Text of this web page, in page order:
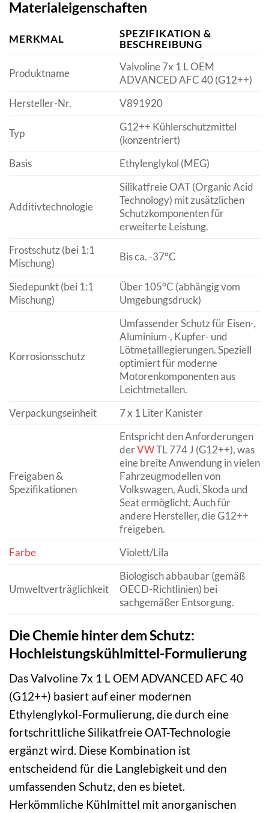
Materialeigenschaften
MERKMAL
SPEZIFIKATION &
BESCHREIBUNG
Produktname
Valvoline 7x 1 L OEM
ADVANCED AFC 40 (G12++)
Hersteller-Nr.
V891920
Typ
G12++ Kühlerschutzmittel
(konzentriert)
Basis
Ethylenglykol (MEG)
Additivtechnologie
Silikatfreie OAT (Organic Acid
Technology) mit zusätzlichen
Schutzkomponenten für
erweiterte Leistung.
Frostschutz (bei 1:1
Mischung)
Bis ca. -37°C
Siedepunkt (bei 1:1
Mischung)
Über 105°C (abhängig vom
Umgebungsdruck)
Korrosionsschutz
Umfassender Schutz für Eisen-,
Aluminium-, Kupfer- und
Lötmetalllegierungen. Speziell
optimiert für moderne
Motorenkomponenten aus
Leichtmetallen.
Verpackungseinheit
7 x 1 Liter Kanister
Freigaben &
Spezifikationen
Entspricht den Anforderungen
derVWTL 774 J (G12++), was
eine breite Anwendung in vielen
Fahrzeugmodellen von
Volkswagen, Audi, Skoda und
Seat ermöglicht. Auch für
andere Hersteller, die G12++
freigeben.
Farbe
Violett/Lila
Umweltverträglichkeit
Biologisch abbaubar (gemäß
OECD-Richtlinien) bei
sachgemäßer Entsorgung.
Die Chemie hinter dem Schutz:
Hochleistungskühlmittel-Formulierung
Das Valvoline 7x 1 L OEM ADVANCED AFC 40
(G12++) basiert auf einer modernen
Ethylenglykol-Formulierung, die durch eine
fortschrittliche Silikatfreie OAT-Technologie
ergänzt wird. Diese Kombination ist
entscheidend für die Langlebigkeit und den
umfassenden Schutz, den es bietet.
Herkömmliche Kühlmittel mit anorganischen